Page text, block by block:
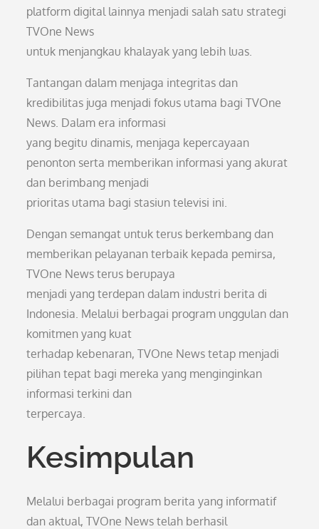
platform digital lainnya menjadi salah satu strategi
TVOne News
untuk menjangkau khalayak yang lebih luas.
Tantangan dalam menjaga integritas dan
kredibilitas juga menjadi fokus utama bagi TVOne
News. Dalam era informasi
yang begitu dinamis, menjaga kepercayaan
penonton serta memberikan informasi yang akurat
dan berimbang menjadi
prioritas utama bagi stasiun televisi ini.
Dengan semangat untuk terus berkembang dan
memberikan pelayanan terbaik kepada pemirsa,
TVOne News terus berupaya
menjadi yang terdepan dalam industri berita di
Indonesia. Melalui berbagai program unggulan dan
komitmen yang kuat
terhadap kebenaran, TVOne News tetap menjadi
pilihan tepat bagi mereka yang menginginkan
informasi terkini dan
terpercaya.
Kesimpulan
Melalui berbagai program berita yang informatif
dan aktual, TVOne News telah berhasil